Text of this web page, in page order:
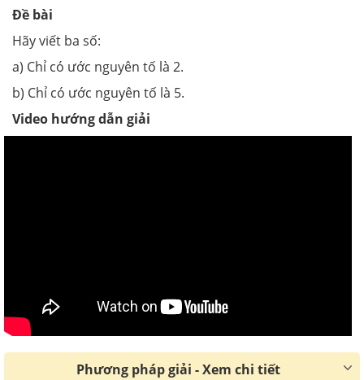
Đề bài
Hãy viết ba số:
a) Chỉ có ước nguyên tố là 2.
b) Chỉ có ước nguyên tố là 5.
Video hướng dẫn giải
Phương pháp giải - Xem chi tiết